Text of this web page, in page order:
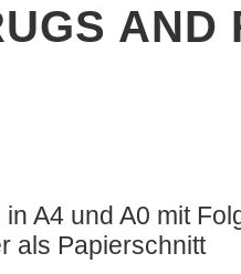
AND
A4 und A0 mit
als Papierschnitt